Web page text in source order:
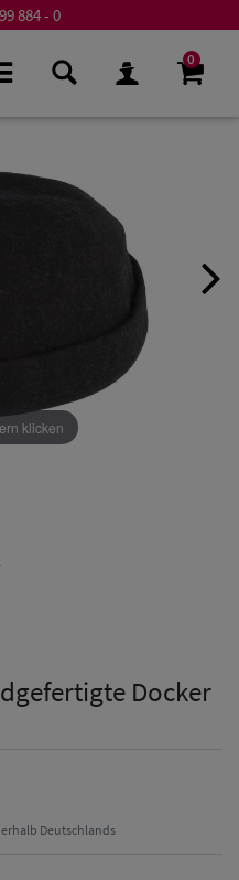
884 - 0
0
klicken
Docker
Deutschlands